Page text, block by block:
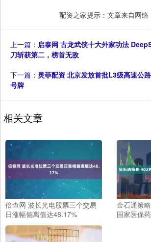
配资之家提示：文章来自网络
上一篇： 启泰网 古龙武侠十大外家功法
刀斩获第二，榜首无敌
下一篇： 灵菲配资 北京发放首批L3级高速公
号牌
相关文章
倍查网 波长光电股票三个交易
日涨幅偏离值达48.17%
金石通策
国家医保